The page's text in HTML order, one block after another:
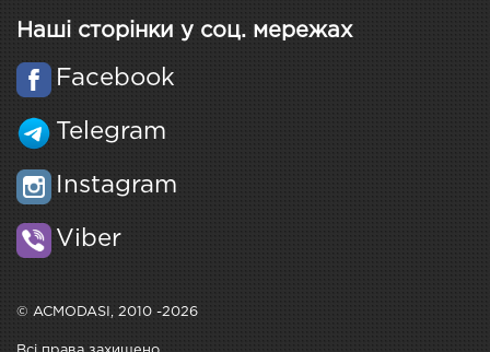
Наші сторінки у соц. мережах
Facebook
Telegram
Instagram
Viber
© ACMODASI, 2010 -2026